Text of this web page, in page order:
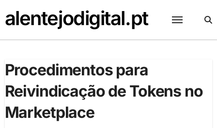
to
content
alentejodigital.pt
Procedimentos para
Reivindicação de Tokens no
Marketplace